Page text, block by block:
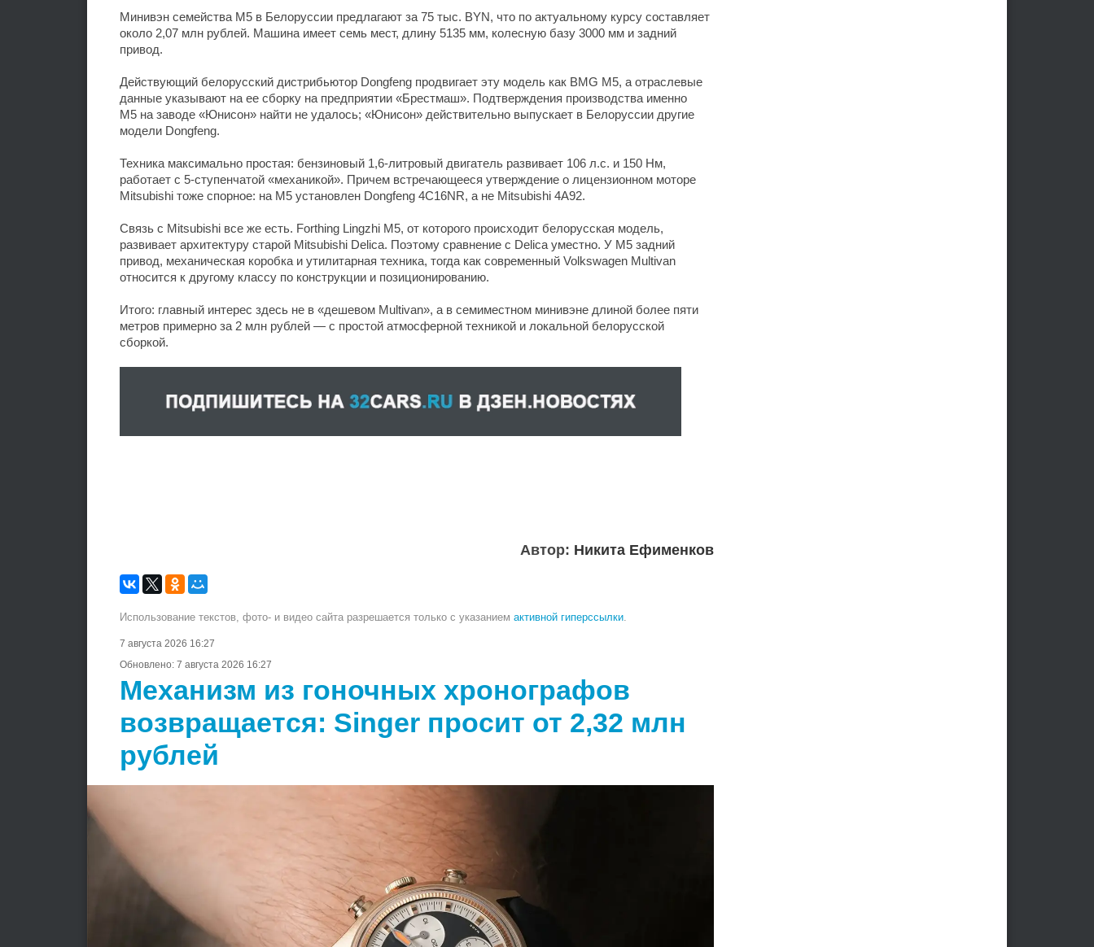
Минивэн семейства M5 в Белоруссии предлагают за 75 тыс. BYN, что по актуальному курсу составляет
около 2,07 млн рублей. Машина имеет семь мест, длину 5135 мм, колесную базу 3000 мм и задний
привод.
Действующий белорусский дистрибьютор Dongfeng продвигает эту модель как BMG M5, а отраслевые
данные указывают на ее сборку на предприятии «Брестмаш». Подтверждения производства именно
M5 на заводе «Юнисон» найти не удалось; «Юнисон» действительно выпускает в Белоруссии другие
модели Dongfeng.
Техника максимально простая: бензиновый 1,6-литровый двигатель развивает 106 л.с. и 150 Нм,
работает с 5-ступенчатой «механикой». Причем встречающееся утверждение о лицензионном моторе
Mitsubishi тоже спорное: на M5 установлен Dongfeng 4C16NR, а не Mitsubishi 4A92.
Связь с Mitsubishi все же есть. Forthing Lingzhi M5, от которого происходит белорусская модель,
развивает архитектуру старой Mitsubishi Delica. Поэтому сравнение с Delica уместно. У M5 задний
привод, механическая коробка и утилитарная техника, тогда как современный Volkswagen Multivan
относится к другому классу по конструкции и позиционированию.
Итого: главный интерес здесь не в «дешевом Multivan», а в семиместном минивэне длиной более пяти
метров примерно за 2 млн рублей — с простой атмосферной техникой и локальной белорусской
сборкой.
Автор: Никита Ефименков
Использование текстов, фото- и видео сайта разрешается только с указанием активной гиперссылки.
7 августа 2026 16:27
Обновлено: 7 августа 2026 16:27
Механизм из гоночных хронографов
возвращается: Singer просит от 2,32 млн
рублей